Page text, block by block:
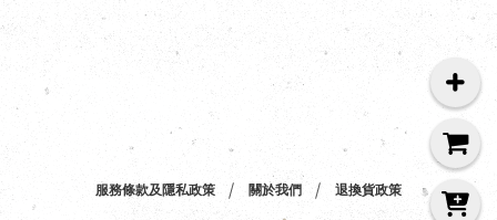
服務條款及隱私政策 關於我們 退換貨政策